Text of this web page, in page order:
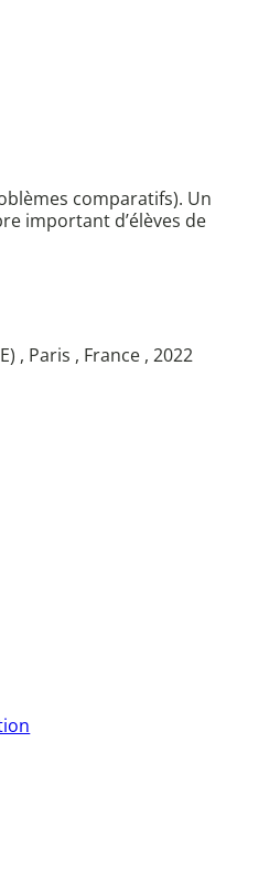
comparatifs). Un
important d’élèves de
, Paris , France , 2022